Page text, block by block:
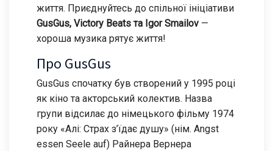
життя. Приєднуйтесь до спільної ініціативи
GusGus, Victory Beats та Igor Smailov —
хороша музика рятує життя!
Про GusGus
GusGus спочатку був створений у 1995 році
як кіно та акторський колектив. Назва
групи відсилає до німецького фільму 1974
року «Алі: Страх з’їдає душу» (нім. Angst
essen Seele auf) Райнера Вернера